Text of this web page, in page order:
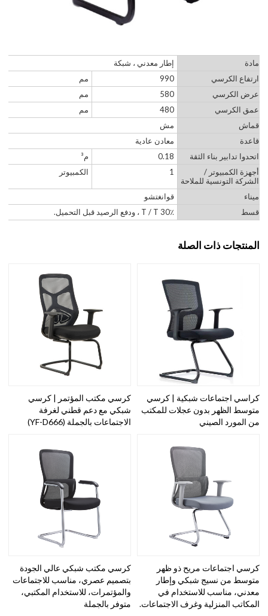
مادة
إطار معدني ، شبكة
ارتفاع الكرسي
990
مم
عرض الكرسي
580
مم
عمق الكرسي
480
مم
قماش
مش
قاعدة
معادن عادية
اتحدوا تدابير بناء الثقة
0.18
م³
أجهزة الكمبيوتر /
الشركة التونسية للملاحة
1 الكمبيوتر
ميناء
قوانغتشو
قسط
30٪ T / T ، ودفع الرصيد قبل التحميل.
المنتجات ذات الصلة
كراسي اجتماعات شبكية | كرسي
متوسط الظهر بدون عجلات للمكتب
من المورد الصيني
كرسي مكتب المؤتمر | كرسي
شبكي مع دعم قطني لغرفة
الاجتماعات بالجملة (YF-D666)
كرسي اجتماعات مريح ذو ظهر
متوسط من نسيج شبكي وإطار
معدني، مناسب للاستخدام في
المكاتب المنزلية وغرف الاجتماعات.
كرسي مكتب شبكي عالي الجودة
بتصميم عصري، مناسب للاجتماعات
والمؤتمرات، للاستخدام المكتبي،
متوفر بالجملة